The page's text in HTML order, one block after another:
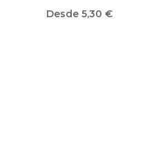
Desde5,30€